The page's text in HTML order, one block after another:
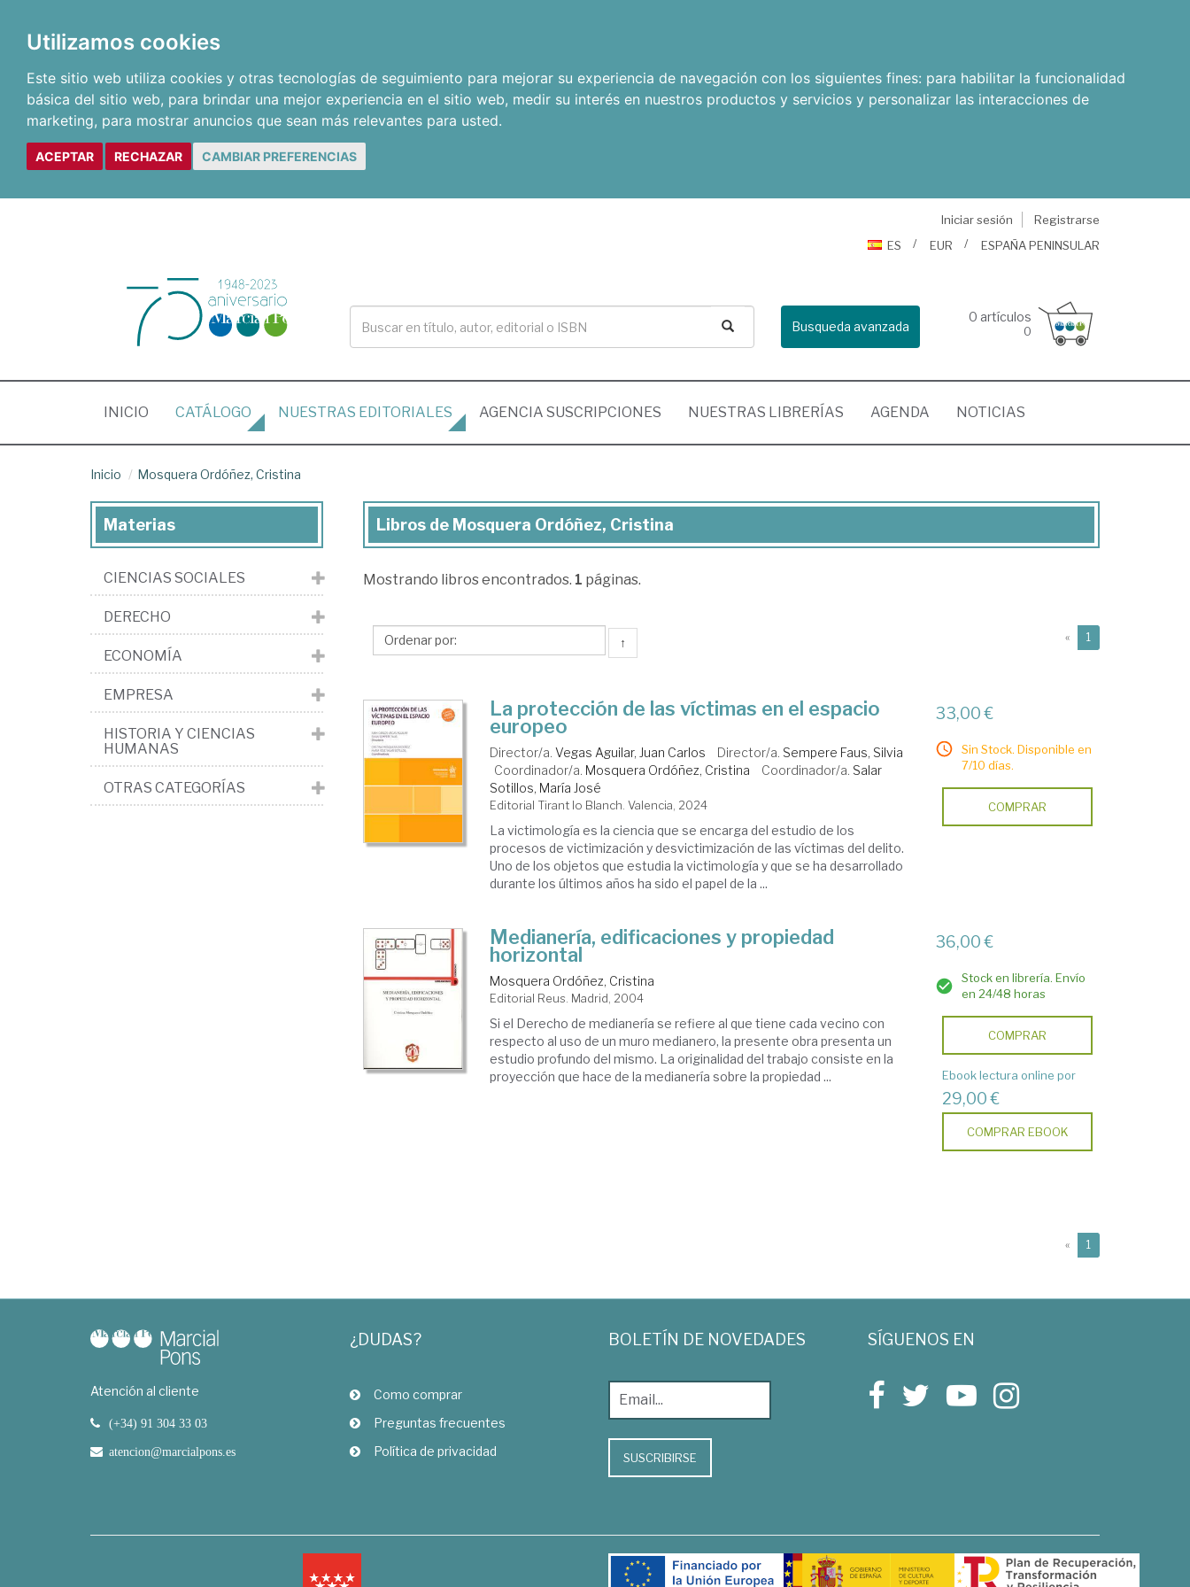
Utilizamos cookies
Este sitio web utiliza cookies y otras tecnologías de seguimiento para mejorar su experiencia de navegación con los siguientes fines: para habilitar la funcionalidad
básica del sitio web, para brindar una mejor experiencia en el sitio web, medir su interés en nuestros productos y servicios y personalizar las interacciones de
marketing, para mostrar anuncios que sean más relevantes para usted.
ACEPTAR RECHAZAR CAMBIAR PREFERENCIAS
Iniciar sesión
Registrarse
ES
EUR ESPAÑA PENINSULAR
Busqueda avanzada
0 artículos
0
INICIO (CURRENT)
CATÁLOGO NUESTRAS EDITORIALES AGENCIA SUSCRIPCIONES NUESTRAS LIBRERÍAS AGENDA NOTICIAS
Inicio Mosquera Ordóñez, Cristina
Libros
Mosquera
Cristina
Libros de Mosquera Ordóñez, Cristina
Mostrando libros encontrados. 1 páginas.
↑ « 1
La protección de las víctimas en el espacio
europeo
Director/a.Vegas Aguilar, Juan Carlos Director/a. Sempere Faus, Silvia
Coordinador/a. Mosquera Ordóñez, Cristina Coordinador/a. Salar
Sotillos, María José
Editorial Tirant lo Blanch. Valencia, 2024
La victimología es la ciencia que se encarga del estudio de los
procesos de victimización y desvictimización de las víctimas del delito.
Uno de los objetos que estudia la victimología y que se ha desarrollado
durante los últimos años ha sido el papel de la ...
33,00 €
Sin Stock. Disponible en
7/10 días.
COMPRAR
Medianería, edificaciones y propiedad
horizontal
Mosquera Ordóñez, Cristina
Editorial Reus. Madrid, 2004
Si el Derecho de medianería se refiere al que tiene cada vecino con
respecto al uso de un muro medianero, la presente obra presenta un
estudio profundo del mismo. La originalidad del trabajo consiste en la
proyección que hace de la medianería sobre la propiedad ...
36,00 €
Stock en librería. Envío
en 24/48 horas
COMPRAR
Ebook lectura online por
29,00 €
COMPRAR EBOOK
« 1
Materias
CIENCIAS SOCIALES
DERECHO
ECONOMÍA
EMPRESA
HISTORIA Y CIENCIAS
HUMANAS
OTRAS CATEGORÍAS
Atención al cliente
(+34) 91 304 33 03
atencion@marcialpons.es
¿DUDAS?
Como comprar
Preguntas frecuentes
Política de privacidad
BOLETÍN DE NOVEDADES
SUSCRIBIRSE
SÍGUENOS EN